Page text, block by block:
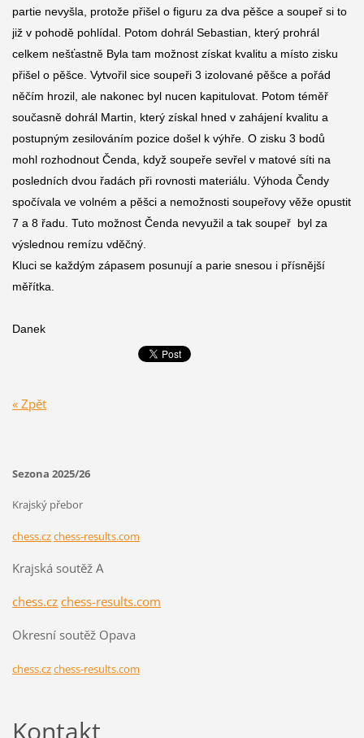
partie nevyšla, protože přišel o figuru za dva pěšce a soupeř si to
již v pohodě pohlídal. Potom dohrál Sebastian, který prohrál
celkem nešťastně Byla tam možnost získat kvalitu a místo zisku
přišel o pěšce. Vytvořil sice soupeři 3 izolované pěšce a pořád
něčím hrozil, ale nakonec byl nucen kapitulovat. Potom téměř
současně dohrál Martin, který získal hned v zahájení kvalitu a
postupným zesilováním pozice došel k výhře. O zisku 3 bodů
mohl rozhodnout Čenda, když soupeře sevřel v matové síti na
posledních dvou řadách při rovnosti materiálu. Výhoda Čendy
spočívala ve volném a pěšci a nemožnosti soupeřovy věže opustit
7 a 8 řadu. Tuto možnost Čenda nevyužil a tak soupeř byl za
výslednou remízu vděčný.
Kluci se každým zápasem posunují a parie snesou i přísnější
měřítka.
Danek
« Zpět
Sezona 2025/26
Krajský přebor
chess.czchess-results.com
Krajská soutěž A
chess.cz chess-results.com
Okresní soutěž Opava
chess.czchess-results.com
Kontakt